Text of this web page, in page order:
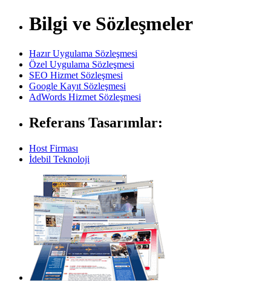
Bilgi ve Sözleşmeler
Hazır Uygulama Sözleşmesi
Özel Uygulama Sözleşmesi
SEO Hizmet Sözleşmesi
Google Kayıt Sözleşmesi
AdWords Hizmet Sözleşmesi
Referans Tasarımlar:
Host Firması
İdebil Teknoloji